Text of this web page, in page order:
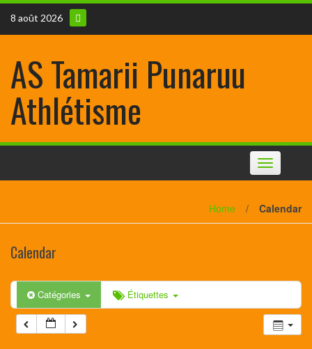
8 août 2026
AS Tamarii Punaruu
Athlétisme
Toggle
navigation
Home / Calendar
Calendar
Catégories Étiquettes